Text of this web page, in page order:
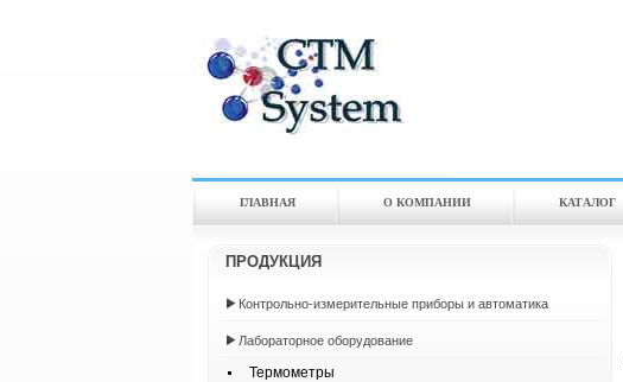
ГЛАВНАЯ О КОМПАНИИ КАТАЛOГ
ПРОДУКЦИЯ
Контрольно-измерительные приборы и автоматика
Лабораторное оборудование
Термометры